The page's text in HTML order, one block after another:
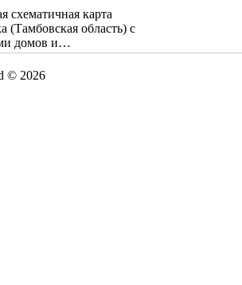
схематичная карта
(Тамбовская область) с
домов и…
© 2026